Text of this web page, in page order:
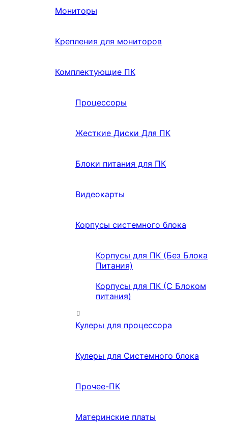
Мониторы
Крепления для мониторов
Комплектующие ПК
Процессоры
Жесткие Диски Для ПК
Блоки питания для ПК
Видеокарты
Корпусы системного блока
Корпусы для ПК (Без Блока
Питания)
Корпусы для ПК (С Блоком
питания)
Кулеры для процессора
Кулеры для Системного блока
Прочее-ПК
Материнские платы